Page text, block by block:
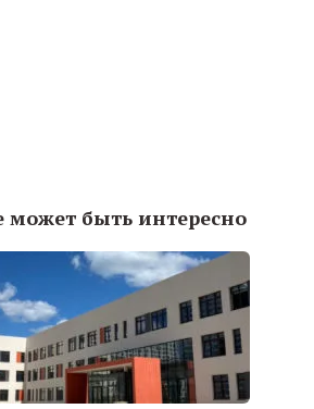
может быть интересно